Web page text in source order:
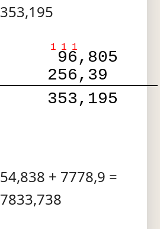
353,195
1 1 1
96,805
256,39
353,195
54,838 + 7778,9 =
7833,738